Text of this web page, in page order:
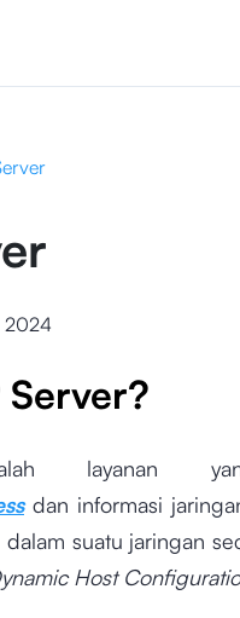
2024
layanan
dan informasi
suatu jaringan
Host